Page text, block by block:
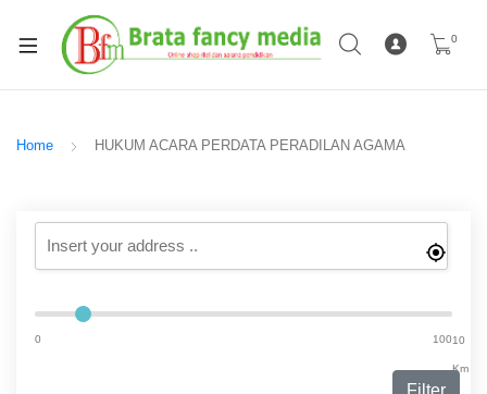
0
Home HUKUM ACARA PERDATA PERADILAN AGAMA
0 10
Km
100
Filter